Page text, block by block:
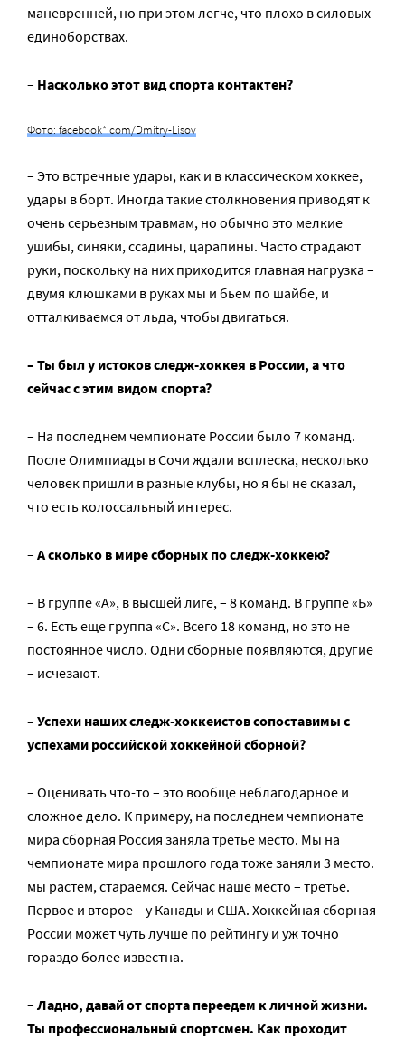
маневренней, но при этом легче, что плохо в силовых
единоборствах.
– Насколько этот вид спорта контактен?
Фото: facebook*.com/Dmitry-Lisov
– Это встречные удары, как и в классическом хоккее,
удары в борт. Иногда такие столкновения приводят к
очень серьезным травмам, но обычно это мелкие
ушибы, синяки, ссадины, царапины. Часто страдают
руки, поскольку на них приходится главная нагрузка –
двумя клюшками в руках мы и бьем по шайбе, и
отталкиваемся от льда, чтобы двигаться.
– Ты был у истоков следж-хоккея в России, а что
сейчас с этим видом спорта?
– На последнем чемпионате России было 7 команд.
После Олимпиады в Сочи ждали всплеска, несколько
человек пришли в разные клубы, но я бы не сказал,
что есть колоссальный интерес.
– А сколько в мире сборных по следж-хоккею?
– В группе «А», в высшей лиге, – 8 команд. В группе «Б»
– 6. Есть еще группа «С». Всего 18 команд, но это не
постоянное число. Одни сборные появляются, другие
– исчезают.
– Успехи наших следж-хоккеистов сопоставимы с
успехами российской хоккейной сборной?
– Оценивать что-то – это вообще неблагодарное и
сложное дело. К примеру, на последнем чемпионате
мира сборная Россия заняла третье место. Мы на
чемпионате мира прошлого года тоже заняли 3 место.
мы растем, стараемся. Сейчас наше место – третье.
Первое и второе – у Канады и США. Хоккейная сборная
России может чуть лучше по рейтингу и уж точно
гораздо более известна.
– Ладно, давай от спорта переедем к личной жизни.
Ты профессиональный спортсмен. Как проходит